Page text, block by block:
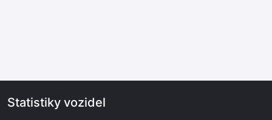
Statistiky vozidel